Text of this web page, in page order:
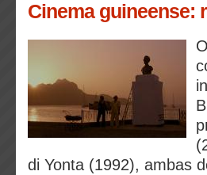
Cinema guineense:
di Yonta (1992), ambas